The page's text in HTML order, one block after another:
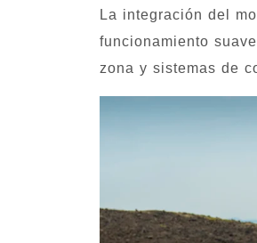
La integración del
funcionamiento
zona y sistemas de